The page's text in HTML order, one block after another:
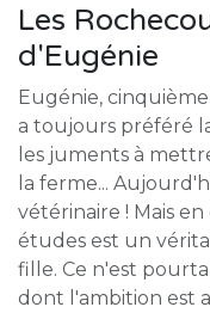
Les
d'Eugénie
Eugénie,
a toujours préféré
les juments à
la ferme...
vétérinaire ! Mais
études est un
fille. Ce n'est
dont l'ambition est